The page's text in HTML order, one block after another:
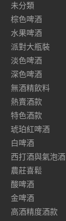
未分類
棕色啤酒
水果啤酒
派對大瓶裝
淡色啤酒
深色啤酒
無酒精飲料
熱賣酒款
特色酒款
琥珀紅啤酒
白啤酒
西打酒與氣泡酒
農莊喜鬆
酸啤酒
金啤酒
高酒精度酒款